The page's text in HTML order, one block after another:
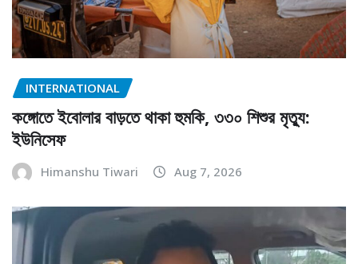
INTERNATIONAL
কঙ্গোতে ইবোলার বাড়তে থাকা হুমকি, ৩৩০ শিশুর মৃত্যু:
ইউনিসেফ
Himanshu Tiwari Aug 7, 2026